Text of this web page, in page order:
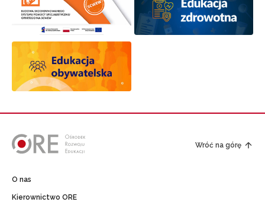
Wróć na górę
O nas
Kierownictwo ORE